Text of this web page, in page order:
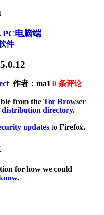
电脑端
件
作者：ma1 0 条评论
from the Tor Browser
distribution directory.
updates to Firefox.
for how we could
.